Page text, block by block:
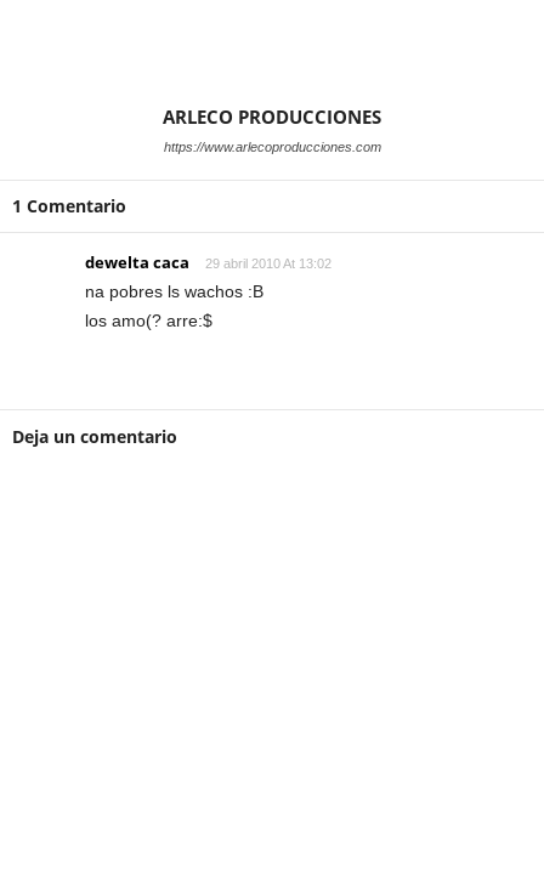
ARLECO PRODUCCIONES
https://www.arlecoproducciones.com
1 Comentario
dewelta caca 29 abril 2010 At 13:02
na pobres ls wachos :B
los amo(? arre:$
Deja un comentario